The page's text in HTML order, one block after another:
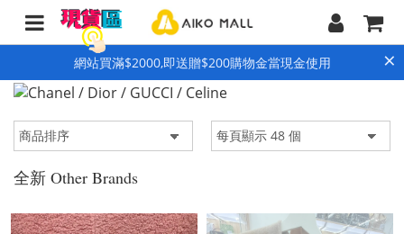
網站買滿$2000,即送贈$200購物金當現金使用 ×
全新 Other Brands